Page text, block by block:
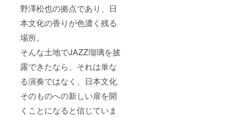
野澤松也の拠点であり、日
本文化の香りが色濃く残る
場所。
そんな土地でJAZZ瑠璃を披
露できたなら、それは単な
る演奏ではなく、日本文化
そのものへの新しい扉を開
くことになると信じていま